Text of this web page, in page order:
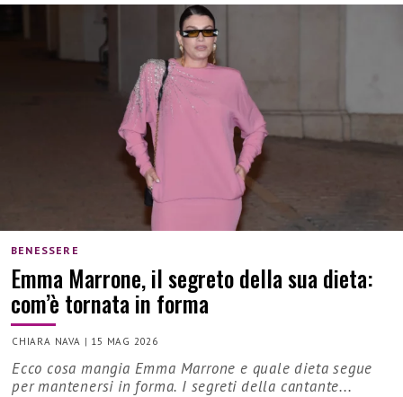
BENESSERE
Emma Marrone, il segreto della sua dieta:
com’è tornata in forma
CHIARA NAVA | 15 MAG 2026
Ecco cosa mangia Emma Marrone e quale dieta segue
per mantenersi in forma. I segreti della cantante...